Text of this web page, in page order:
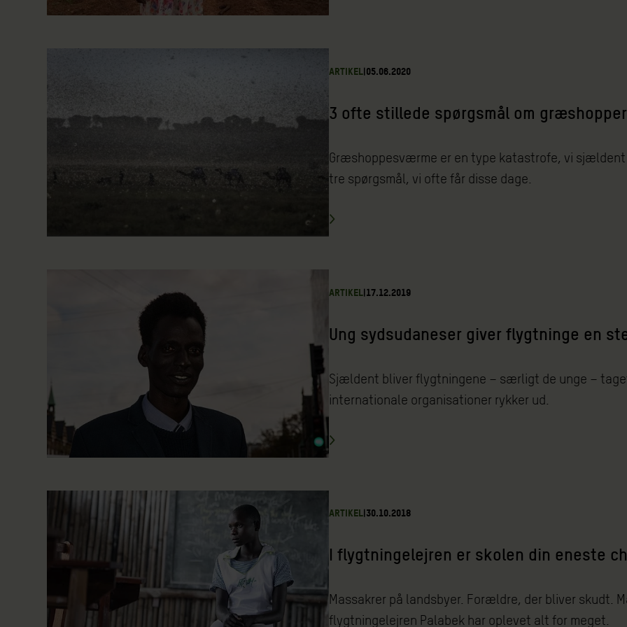
ARTIKEL|05.06.2020
3 ofte stillede spørgsmål om græshopper
Græshoppesværme er en type katastrofe, vi sjældent
tre spørgsmål, vi ofte får disse dage.
ARTIKEL|17.12.2019
Ung sydsudaneser giver flygtninge en
Sjældent bliver flygtningene – særligt de unge –
internationale organisationer rykker ud.
ARTIKEL|30.10.2018
I flygtningelejren er skolen din eneste
Massakrer på landsbyer. Forældre, der bliver skudt.
flygtningelejren Palabek har oplevet alt for meget.